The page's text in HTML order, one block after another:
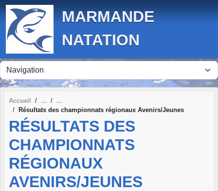
MARMANDE
NATATION
Accueil
Résultats des championnats régionaux Avenirs/Jeunes
RÉSULTATS DES
CHAMPIONNATS
RÉGIONAUX
AVENIRS/JEUNES
Panneau de gestion des cookies